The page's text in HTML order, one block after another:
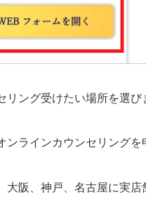
リング受けたい場所を選び
ンラインカウンセリングを
大阪、神戸、名古屋に実